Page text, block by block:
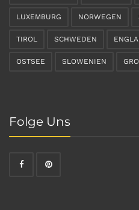
LUXEMBURG NORWEGEN
TIROL SCHWEDEN
OSTSEE SLOWENIEN
Folge Uns